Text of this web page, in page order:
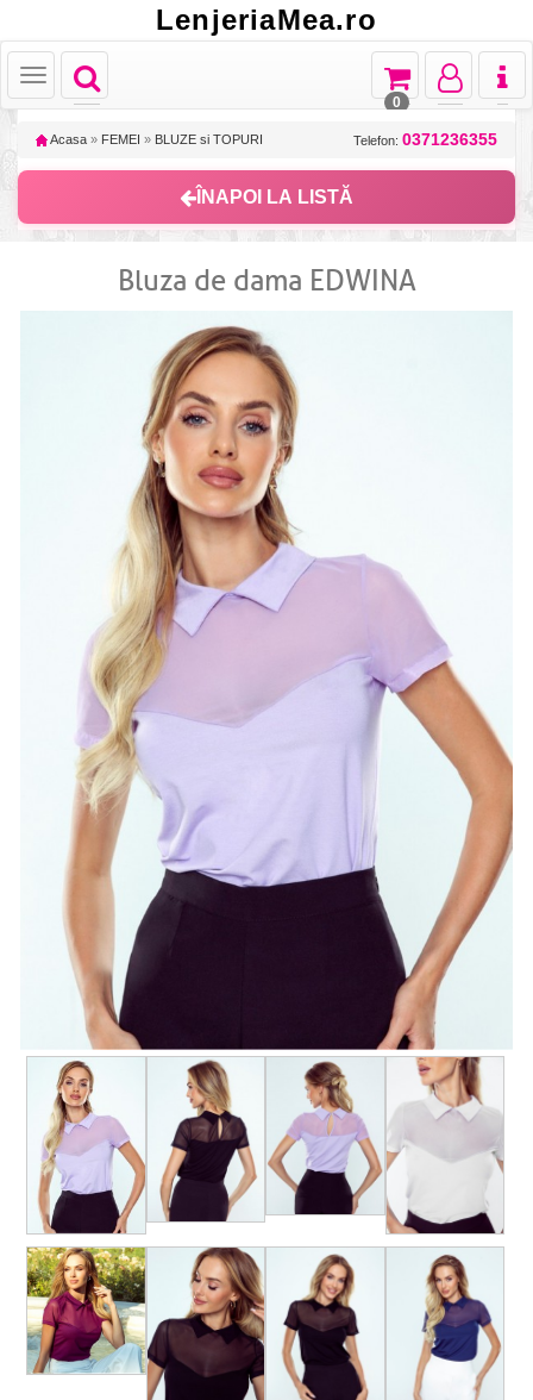
LenjeriaMea.ro
Toggle
navigation
Toggle
Toggle
navigation
Toggle
navigation
Toggle
navigation
0
Acasa » FEMEI » BLUZE si TOPURI Telefon: 0371236355
ÎNAPOI LA LISTĂ
Bluza de dama EDWINA